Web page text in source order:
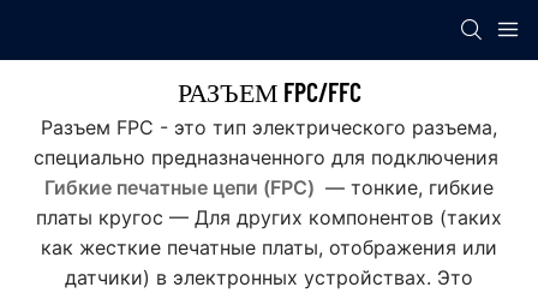
РАЗЪЕМ FPC/FFC
Разъем FPC - это тип электрического разъема,
специально предназначенного для подключения
Гибкие печатные цепи (FPC) — тонкие, гибкие
платы кругос — Для других компонентов (таких
как жесткие печатные платы, отображения или
датчики) в электронных устройствах. Это